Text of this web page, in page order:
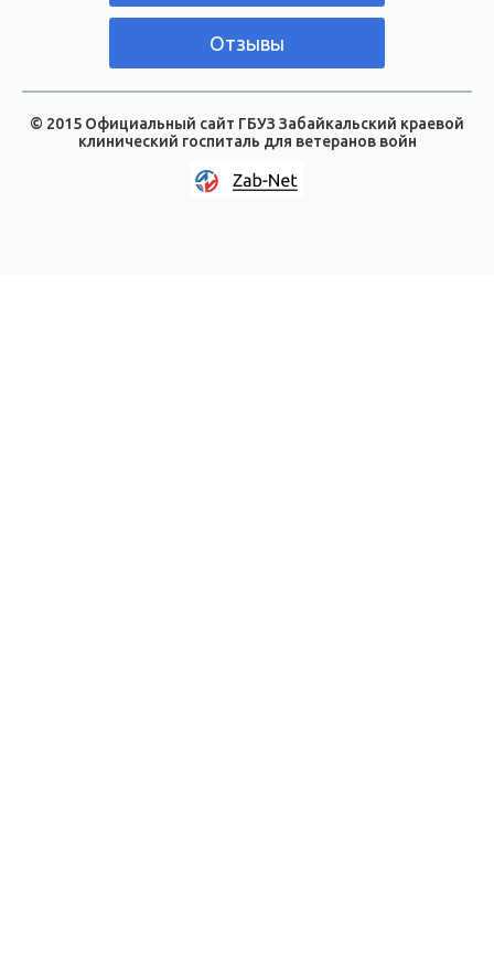
Отзывы
© 2015 Официальный сайт ГБУЗ Забайкальский краевой
клинический госпиталь для ветеранов войн